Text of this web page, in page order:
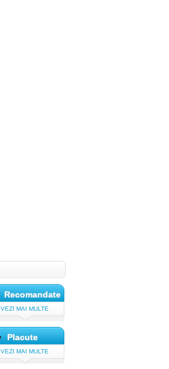
Recomandate
VEZI MAI MULTE
Placute
VEZI MAI MULTE